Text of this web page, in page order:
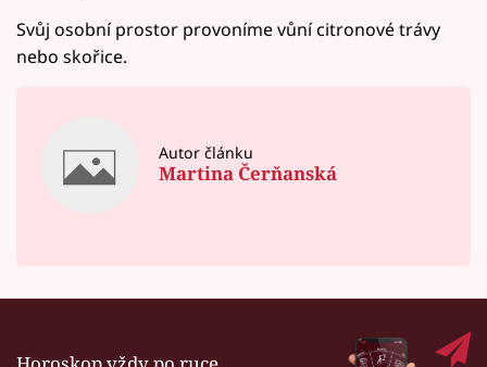
Svůj osobní prostor provoníme vůní citronové trávy
nebo skořice.
Autor článku
Martina Čerňanská